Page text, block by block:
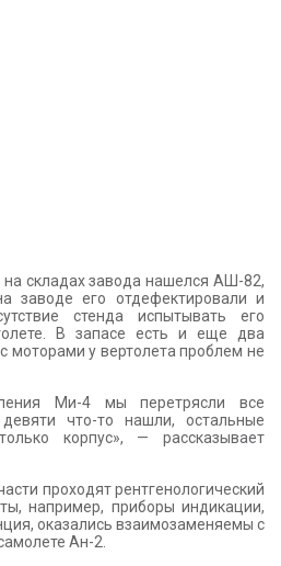
на складах завода нашелся АШ-82,
заводе его отдефектировали и
стенда испытывать его
В запасе есть и еще два
моторами у вертолета проблем не
Ми-4 мы перетрясли все
что-то нашли, остальные
корпус», — рассказывает
проходят рентгенологический
например, приборы индикации,
оказались взаимозаменяемы с
Ан-2.